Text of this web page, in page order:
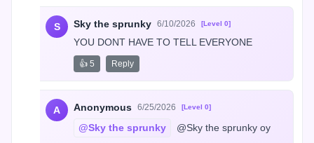
S Sky the sprunky 6/10/2026 [Level 0]
YOU DONT HAVE TO TELL EVERYONE
👍 5 Reply
A Anonymous 6/25/2026 [Level 0]
@Sky the sprunky @Sky the sprunky oy